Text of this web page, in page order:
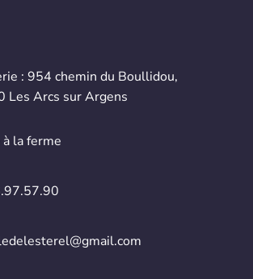
: 954 chemin du Boullidou,
Les Arcs sur Argens
la ferme